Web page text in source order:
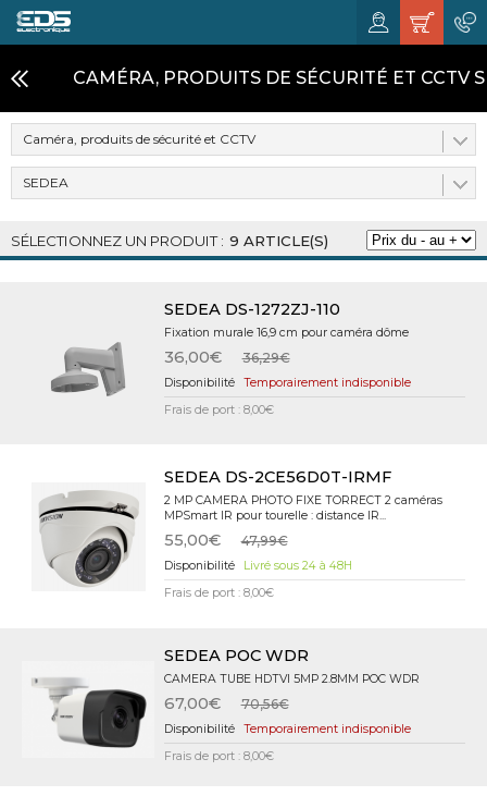
CAMÉRA, PRODUITS DE SÉCURITÉ ET CCTV
Caméra, produits de sécurité et CCTV
SEDEA
9 ARTICLE(S)
SEDEA DS-1272ZJ-110
Fixation murale 16,9 cm pour caméra dôme
36,00€ 36,29€
Temporairement indisponible
Frais de port : 8,00€
SEDEA DS-2CE56D0T-IRMF
2 MP CAMERA PHOTO FIXE TORRECT 2 caméras
MPSmart IR pour tourelle : distance IR...
55,00€ 47,99€
Livré sous 24 à 48H
Frais de port : 8,00€
SEDEA POC WDR
CAMERA TUBE HDTVI 5MP 2.8MM POC WDR
67,00€ 70,56€
Temporairement indisponible
Frais de port : 8,00€